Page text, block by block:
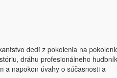
dedí z pokolenia na
dráhu profesionálneho
a napokon úvahy o súčasnosti a